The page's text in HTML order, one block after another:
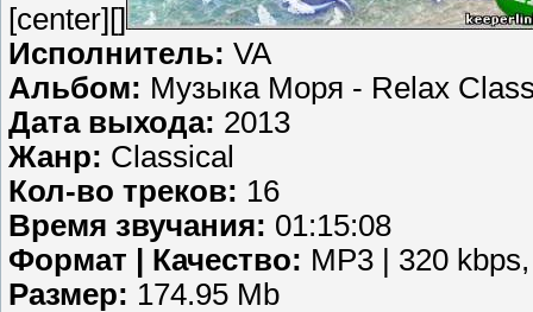
[center][]
Исполнитель: VA
Альбом: Музыка Моря - Relax
Дата выхода: 2013
Жанр: Classical
Кол-во треков: 16
Время звучания: 01:15:08
Формат | Качество: MP3 | 320
Размер: 174.95 Mb